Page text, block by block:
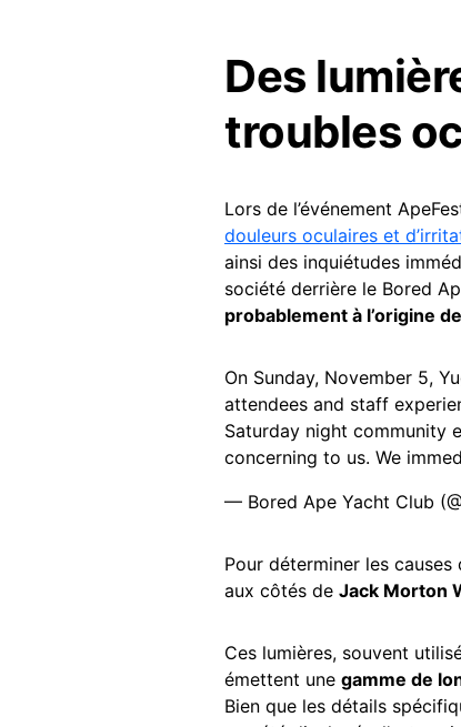
Des
troubles
Lors de l’événement
douleurs oculaires et
ainsi des inquiétudes
société derrière le Bored
probablement à l’origine
On Sunday, November 5,
attendees and staff
Saturday night community
concerning to us. We
— Bored Ape Yacht Club
Pour déterminer les causes
aux côtés de Jack Morton
Ces lumières, souvent
émettent une gamme de
Bien que les détails